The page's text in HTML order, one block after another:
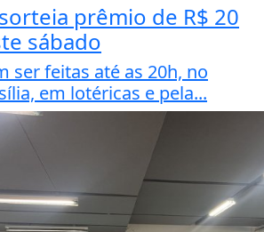
prêmio de R$ 20
sábado
ser feitas até as 20h, no
em lotéricas e pela...